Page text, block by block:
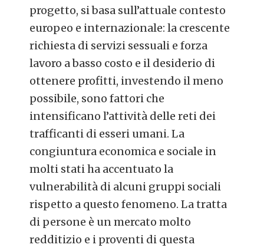
progetto, si basa sull’attuale contesto
europeo e internazionale: la crescente
richiesta di servizi sessuali e forza
lavoro a basso costo e il desiderio di
ottenere profitti, investendo il meno
possibile, sono fattori che
intensificano l’attività delle reti dei
trafficanti di esseri umani. La
congiuntura economica e sociale in
molti stati ha accentuato la
vulnerabilità di alcuni gruppi sociali
rispetto a questo fenomeno. La tratta
di persone è un mercato molto
redditizio e i proventi di questa